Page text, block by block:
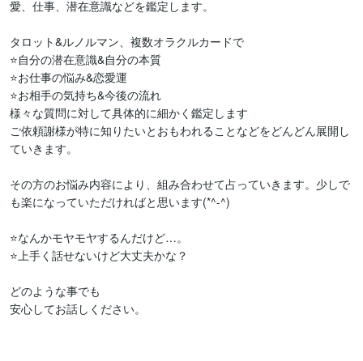
愛、仕事、潜在意識などを鑑定します。
タロット&ルノルマン、複数オラクルカードで
⭐自分の潜在意識&自分の本質
⭐お仕事の悩み&恋愛運
⭐お相手の気持ち&今後の流れ
様々な質問に対して具体的に細かく鑑定します
ご依頼謝様が特に知りたいとおもわれることなどをどんどん展開し
ていきます。
その方のお悩み内容により、組み合わせて占っていきます。少しで
も楽になっていただければと思います(*^-^)
⭐なんかモヤモヤするんだけど…。
⭐上手く話せないけど大丈夫かな？
どのような事でも
安心してお話しください。